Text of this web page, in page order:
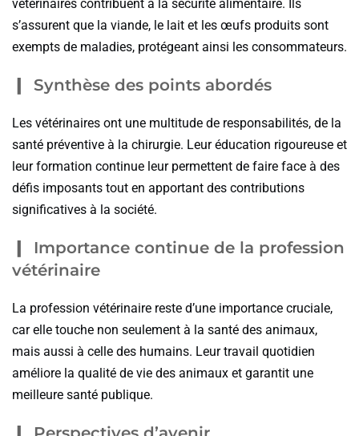
vétérinaires contribuent à la sécurité alimentaire. Ils
s’assurent que la viande, le lait et les œufs produits sont
exempts de maladies, protégeant ainsi les consommateurs.
Synthèse des points abordés
Les vétérinaires ont une multitude de responsabilités, de la
santé préventive à la chirurgie. Leur éducation rigoureuse et
leur formation continue leur permettent de faire face à des
défis imposants tout en apportant des contributions
significatives à la société.
Importance continue de la profession
vétérinaire
La profession vétérinaire reste d’une importance cruciale,
car elle touche non seulement à la santé des animaux,
mais aussi à celle des humains. Leur travail quotidien
améliore la qualité de vie des animaux et garantit une
meilleure santé publique.